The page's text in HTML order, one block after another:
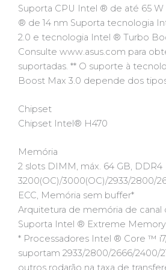
Suporta CPU Intel ® de até 65
® de 14 nm Suporta tecnologia
2.0 e tecnologia Intel ® Turbo
Consulte www.asus.com para
suportadas. ** O suporte à
Boost Max 3.0 depende dos
Chipset
Chipset Intel® H470
Memória
2 slots DIMM, máx. 64 GB, DDR4
3200(OC)/3000(OC)/2933/2800/
ECC, Memória sem buffer*
Arquitetura de memória de canal
Suporta Intel ® Extreme Memory
* Processadores Intel ® Core ™
suportam 2933/2800/2666/2400/
outros rodarão na taxa de